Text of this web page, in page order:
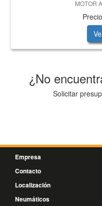
MOTOR
¿No
Solicitar
Empresa
Contacto
Localización
Neumáticos